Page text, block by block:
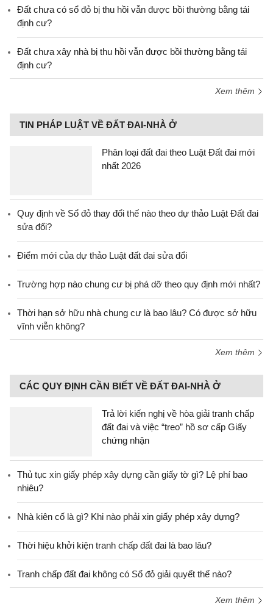
Đất chưa có sổ đỏ bị thu hồi vẫn được bồi thường bằng tái
định cư?
Đất chưa xây nhà bị thu hồi vẫn được bồi thường bằng tái
định cư?
Xem thêm
TIN PHÁP LUẬT VỀ ĐẤT ĐAI-NHÀ Ở
Phân loại đất đai theo Luật Đất đai mới
nhất 2026
Quy định về Sổ đỏ thay đổi thế nào theo dự thảo Luật Đất đai
sửa đổi?
Điểm mới của dự thảo Luật đất đai sửa đổi
Trường hợp nào chung cư bị phá dỡ theo quy định mới nhất?
Thời hạn sở hữu nhà chung cư là bao lâu? Có được sở hữu
vĩnh viễn không?
Xem thêm
CÁC QUY ĐỊNH CẦN BIẾT VỀ ĐẤT ĐAI-NHÀ Ở
Trả lời kiến nghị về hòa giải tranh chấp
đất đai và việc “treo” hồ sơ cấp Giấy
chứng nhận
Thủ tục xin giấy phép xây dựng cần giấy tờ gì? Lệ phí bao
nhiêu?
Nhà kiên cố là gì? Khi nào phải xin giấy phép xây dựng?
Thời hiệu khởi kiện tranh chấp đất đai là bao lâu?
Tranh chấp đất đai không có Sổ đỏ giải quyết thế nào?
Xem thêm